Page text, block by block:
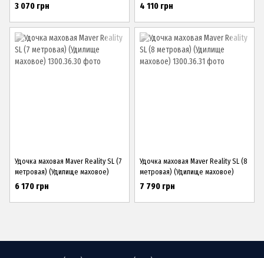
3 070 грн 4 110 грн
Удочка маховая Maver Reality SL (7
метровая) (Удилище маховое)
6 170 грн
Удочка маховая Maver Reality SL (8
метровая) (Удилище маховое)
7 790 грн